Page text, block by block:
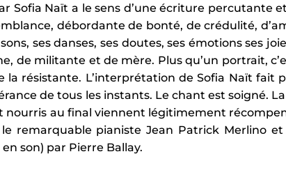
Naït a le sens d’une écriture percutante
débordante de bonté, de crédulité,
ses danses, ses doutes, ses émotions ses
de militante et de mère. Plus qu’un portrait,
résistante. L’interprétation de Sofia Naït fait
de tous les instants. Le chant est soigné.
nourris au final viennent légitimement
remarquable pianiste Jean Patrick Merlino
son) par Pierre Ballay.